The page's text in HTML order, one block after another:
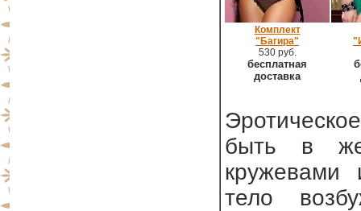
Комплект
"Багира"
530 руб.
бесплатная
доставка
быть в
кружевами
тело